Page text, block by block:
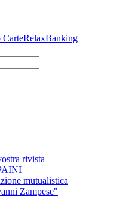
CarteRelaxBanking
rivista
mutualistica
Zampese"